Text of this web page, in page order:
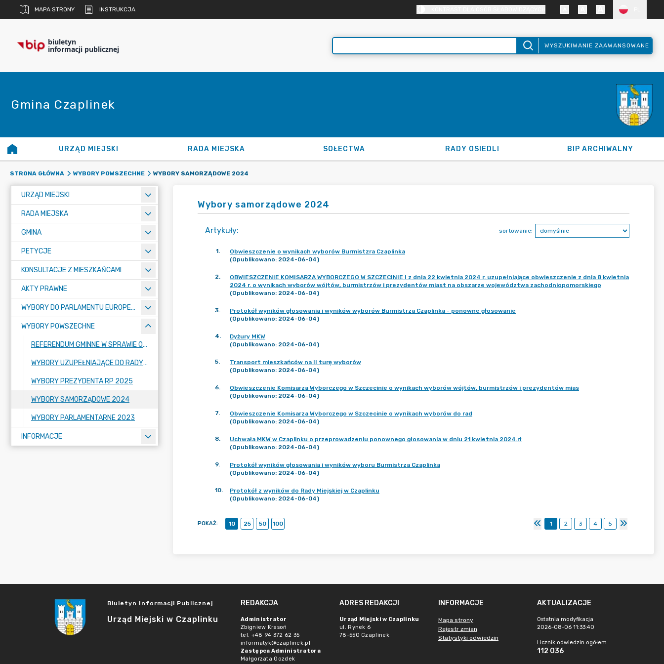
MAPA STRONY INSTRUKCJA
biuletyn
informacji publicznej WYSZUKIWANIE ZAAWANSOWANE
Gmina Czaplinek
URZĄD MIEJSKI RADA MIEJSKA SOŁECTWA RADY OSIEDLI BIP ARCHIWALNY
STRONA GŁÓWNA WYBORY POWSZECHNE WYBORY SAMORZĄDOWE 2024
URZĄD MIEJSKI
RADA MIEJSKA
GMINA
PETYCJE
KONSULTACJE Z MIESZKAŃCAMI
AKTY PRAWNE
WYBORY DO PARLAMENTU EUROPEJSKIEGO 2024
WYBORY POWSZECHNE
REFERENDUM GMINNE W SPRAWIE ODWOŁANIA BURMISTRZA CZAPLINKA PRZED UPŁYWEM KADENCJI
WYBORY UZUPEŁNIAJĄCE DO RADY MIEJSKIEJ – 2025
WYBORY PREZYDENTA RP 2025
WYBORY SAMORZĄDOWE 2024
WYBORY PARLAMENTARNE 2023
INFORMACJE
Wybory samorządowe 2024
Artykuły: sortowanie:
1.
Obwieszczenie o wynikach wyborów Burmistzra Czaplinka
(Opublikowano: 2024-06-04)
2.
OBWIESZCZENIE KOMISARZA WYBORCZEGO W SZCZECINIE I z dnia 22 kwietnia 2024 r. uzupełniające obwieszczenie z dnia 8 kwietnia
2024 r. o wynikach wyborów wójtów, burmistrzów i prezydentów miast na obszarze województwa zachodniopomorskiego
(Opublikowano: 2024-06-04)
3.
Protokół wyników głosowania i wyników wyborów Burmistrza Czaplinka - ponowne głosowanie
(Opublikowano: 2024-06-04)
4.
Dyżury MKW
(Opublikowano: 2024-06-04)
5.
Transport mieszkańców na II turę wyborów
(Opublikowano: 2024-06-04)
6.
Obwieszczenie Komisarza Wyborczego w Szczecinie o wynikach wyborów wójtów, burmistrzów i prezydentów mias
(Opublikowano: 2024-06-04)
7.
Obwieszczenie Komisarza Wyborczego w Szczecinie o wynikach wyborów do rad
(Opublikowano: 2024-06-04)
8.
Uchwała MKW w Czaplinku o przeprowadzeniu ponownego głosowania w dniu 21 kwietnia 2024.rł
(Opublikowano: 2024-06-04)
9.
Protokół wyników głosowania i wyników wyboru Burmistrza Czaplinka
(Opublikowano: 2024-06-04)
10.
Protokół z wyników do Rady Miejskiej w Czaplinku
(Opublikowano: 2024-06-04)
POKAŻ: 10 25 50 100 1 2 3 4 5
Biuletyn Informacji Publicznej
Urząd Miejski w Czaplinku
REDAKCJA
Administrator
Zbigniew Krasoń
tel. +48 94 372 62 35
informatyk@czaplinek.pl
Zastępca Administratora
Małgorzata Gozdek
ADRES REDAKCJI
Urząd Miejski w Czaplinku
ul. Rynek 6
78-550 Czaplinek
INFORMACJE
Mapa strony
Rejestr zmian
Statystyki odwiedzin
AKTUALIZACJE
Ostatnia modyfikacja
2026-08-06 11:33:40
Licznik odwiedzin ogółem
112 036